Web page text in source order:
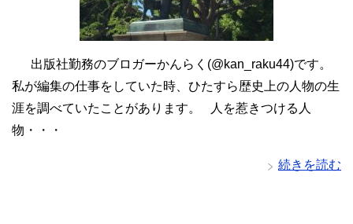
出版社勤務のブロガーかんらく(@kan_raku44)です。
私が編集の仕事をしていた時、ひたすら歴史上の人物の生
涯を調べていたことがあります。 人を惹きつける人
物・・・
続きを読む